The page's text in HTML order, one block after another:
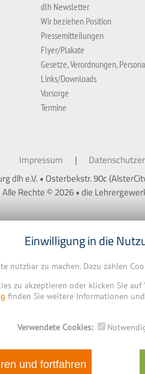
dlh Newsletter
Wir beziehen Position
Pressemitteilungen
Flyer/Plakate
Gesetze, Verordnungen,
Links/Downloads
Vorsorge
Termine
Impressum
dlh e.V. • Osterbekstr. 90c
Alle Rechte © 2026 • die
Einwilligung in die
nutzbar zu machen. Dazu zählen
zu akzeptieren oder klicken Sie
finden Sie weitere Informationen
Verwendete Cookies:
und fortfahren